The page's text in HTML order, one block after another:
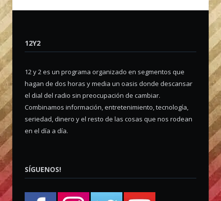
12Y2
12 y 2 es un programa organizado en segmentos que
hagan de dos horas y media un oasis donde descansar
el dial del radio sin preocupación de cambiar.
Combinamos información, entretenimiento, tecnología,
seriedad, dinero y el resto de las cosas que nos rodean
en el día a día.
SÍGUENOS!